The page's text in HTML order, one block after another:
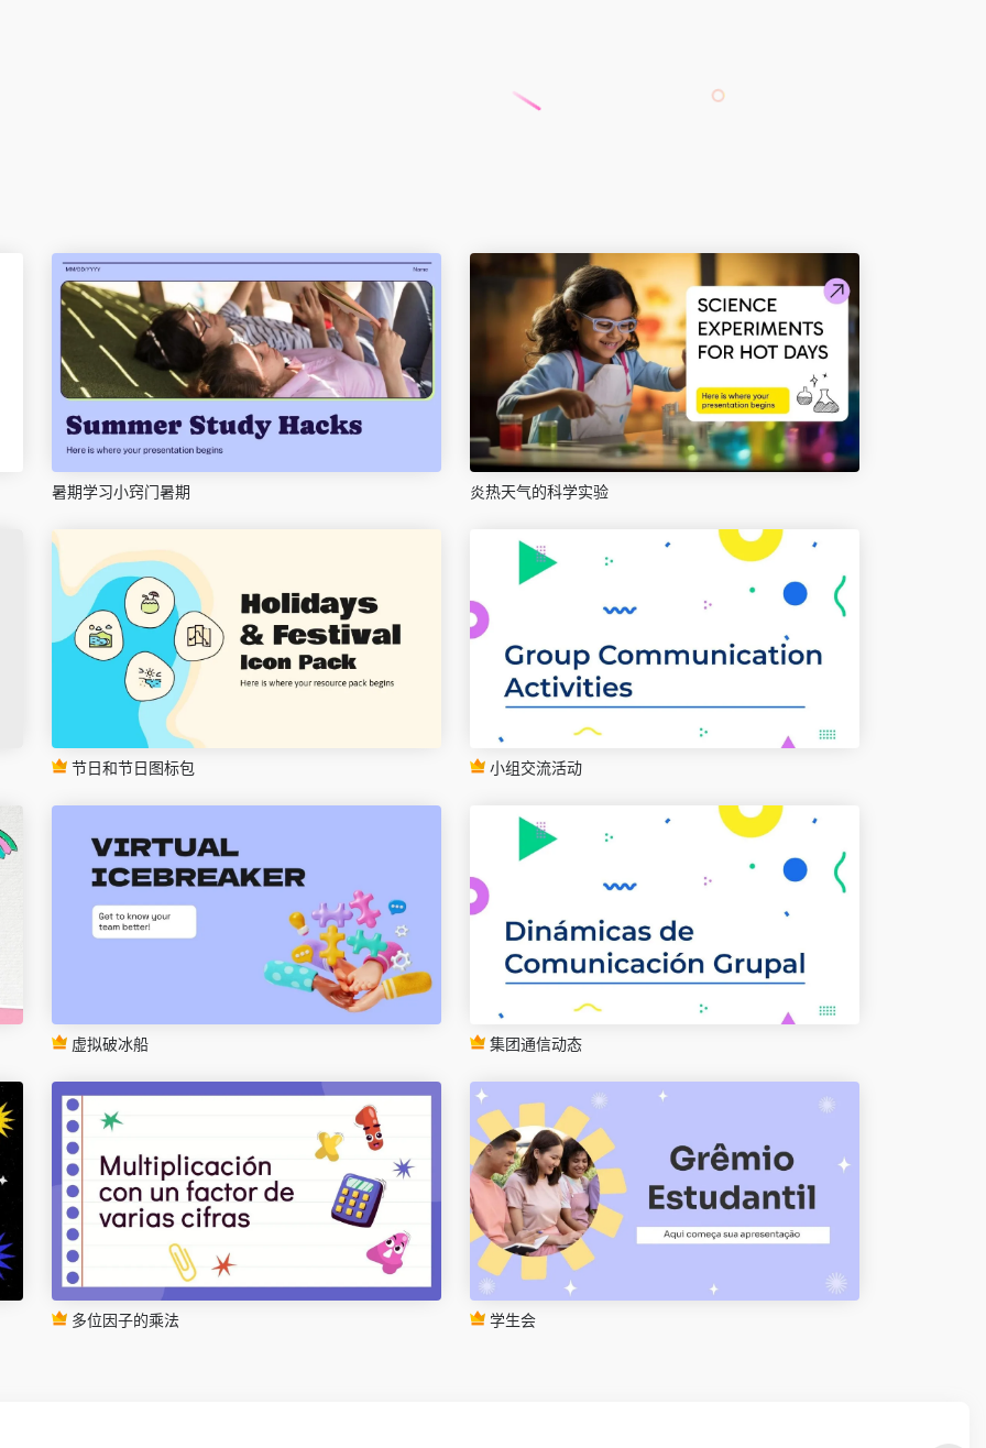
暑期学习小窍门暑期 炎热天气的科学实验
节日和节日图标包 小组交流活动
虚拟破冰船 集团通信动态
多位因子的乘法 学生会